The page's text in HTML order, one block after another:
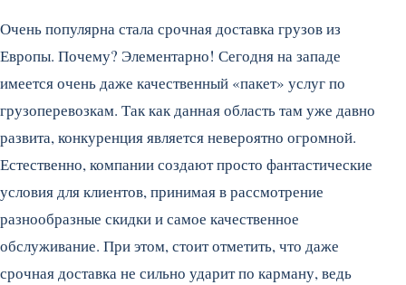
Очень популярна стала срочная доставка грузов из
Европы. Почему? Элементарно! Сегодня на западе
имеется очень даже качественный «пакет» услуг по
грузоперевозкам. Так как данная область там уже давно
развита, конкуренция является невероятно огромной.
Естественно, компании создают просто фантастические
условия для клиентов, принимая в рассмотрение
разнообразные скидки и самое качественное
обслуживание. При этом, стоит отметить, что даже
срочная доставка не сильно ударит по карману, ведь